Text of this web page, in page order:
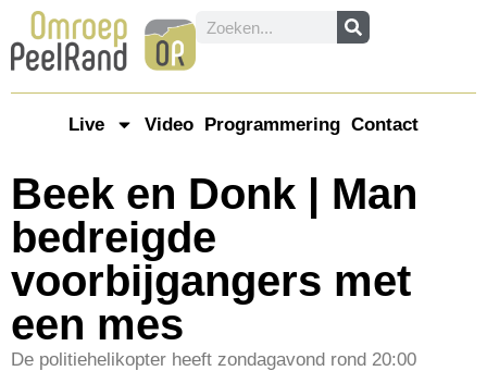
Live Video Programmering Contact
Beek en Donk | Man
bedreigde
voorbijgangers met
een mes
De politiehelikopter heeft zondagavond rond 20:00